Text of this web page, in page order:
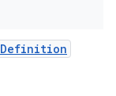
Definition